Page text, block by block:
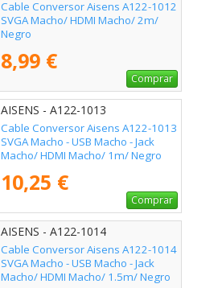
Cable Conversor Aisens A122-1012
SVGA Macho/ HDMI Macho/ 2m/
Negro
8,99 €
Comprar
AISENS - A122-1013
Cable Conversor Aisens A122-1013
SVGA Macho - USB Macho - Jack
Macho/ HDMI Macho/ 1m/ Negro
10,25 €
Comprar
AISENS - A122-1014
Cable Conversor Aisens A122-1014
SVGA Macho - USB Macho - Jack
Macho/ HDMI Macho/ 1.5m/ Negro